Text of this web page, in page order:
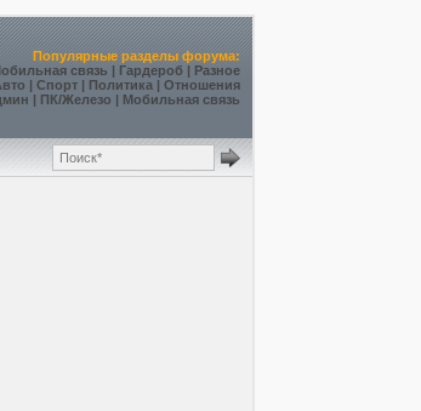
Популярные разделы форума:
связь | Гардероб |Разное
|Спорт | Политика |Отношения
| ПК/Железо | Мобильная связь